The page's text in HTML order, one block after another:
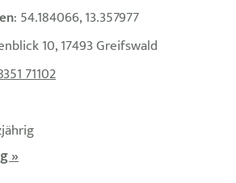
: 54.184066, 13.357977
10, 17493 Greifswald
71102
»